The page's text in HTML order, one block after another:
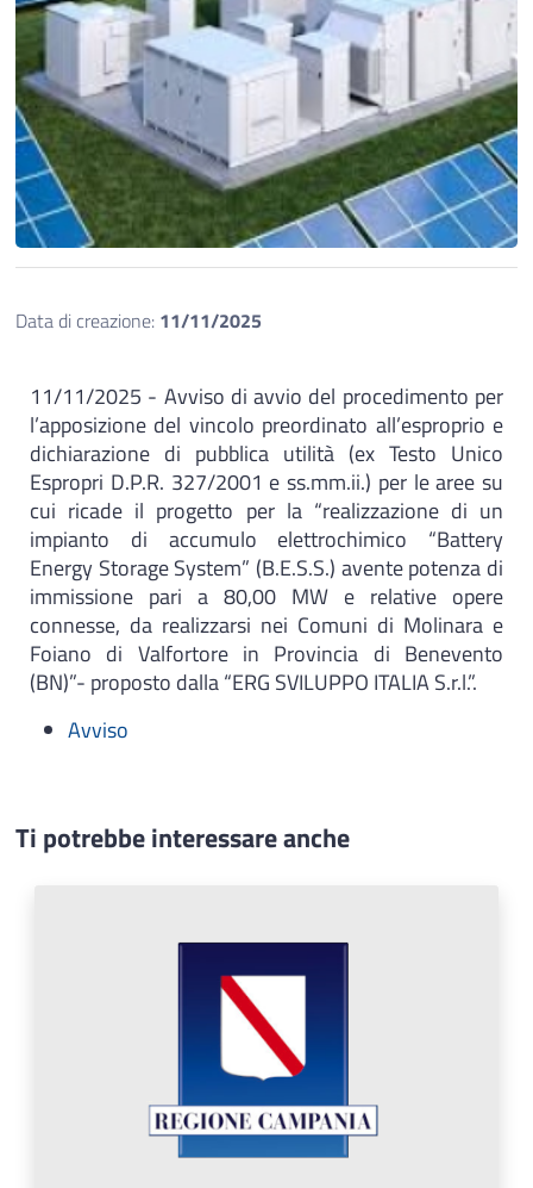
Data di creazione: 11/11/2025
11/11/2025 - Avviso di avvio del procedimento per
l’apposizione del vincolo preordinato all’esproprio e
dichiarazione di pubblica utilità (ex Testo Unico
Espropri D.P.R. 327/2001 e ss.mm.ii.) per le aree su
cui ricade il progetto per la “realizzazione di un
impianto di accumulo elettrochimico “Battery
Energy Storage System” (B.E.S.S.) avente potenza di
immissione pari a 80,00 MW e relative opere
connesse, da realizzarsi nei Comuni di Molinara e
Foiano di Valfortore in Provincia di Benevento
(BN)”- proposto dalla “ERG SVILUPPO ITALIA S.r.l.”.
Avviso
Ti potrebbe interessare anche